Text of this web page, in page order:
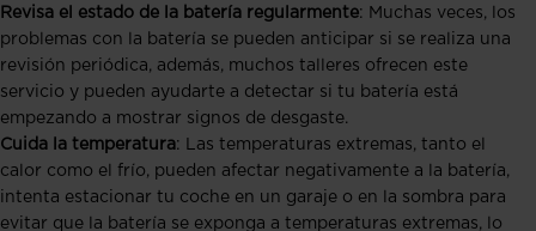
Revisa el estado de la batería regularmente: Muchas veces, los
problemas con la batería se pueden anticipar si se realiza una
revisión periódica, además, muchos talleres ofrecen este
servicio y pueden ayudarte a detectar si tu batería está
empezando a mostrar signos de desgaste.
Cuida la temperatura: Las temperaturas extremas, tanto el
calor como el frío, pueden afectar negativamente a la batería,
intenta estacionar tu coche en un garaje o en la sombra para
evitar que la batería se exponga a temperaturas extremas, lo